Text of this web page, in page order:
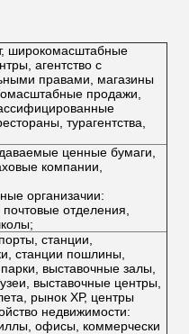
широкомасштабные
агентство с
правами, магазины
продажи,
турагентства,
ценные бумаги,
компании,
организачии:
отделения,
станции,
станции пошлины,
выставочные залы,
выставочные центры,
рынок ХР, центры
недвижимости:
офисы, коммерчески